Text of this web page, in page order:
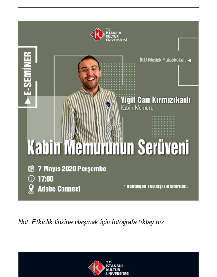
Not: Etkinlik linkine ulaşmak için fotoğrafa tıklayınız...